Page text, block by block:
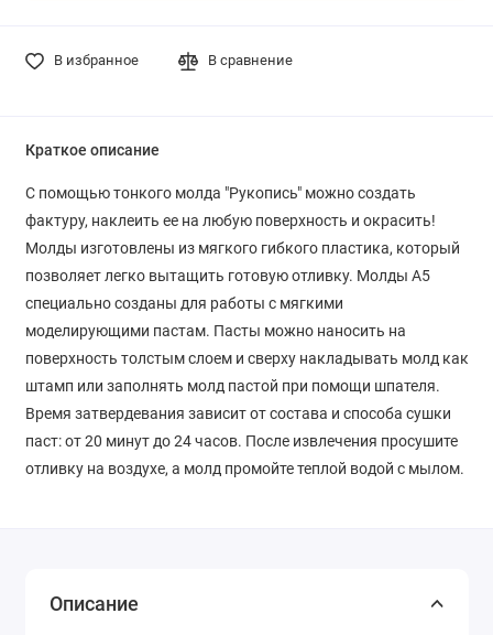
В избранное В сравнение
Краткое описание
С помощью тонкого молда "Рукопись" можно создать
фактуру, наклеить ее на любую поверхность и окрасить!
Молды изготовлены из мягкого гибкого пластика, который
позволяет легко вытащить готовую отливку. Молды A5
специально созданы для работы с мягкими
моделирующими пастам. Пасты можно наносить на
поверхность толстым слоем и сверху накладывать молд как
штамп или заполнять молд пастой при помощи шпателя.
Время затвердевания зависит от состава и способа сушки
паст: от 20 минут до 24 часов. После извлечения просушите
отливку на воздухе, а молд промойте теплой водой с мылом.
Описание